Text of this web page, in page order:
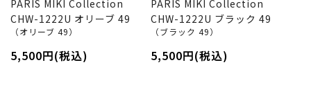
PARIS MIKI Collection
CHW-1222U オリーブ 49
（オリーブ 49）
5,500円(税込)
PARIS MIKI Collection
CHW-1222U ブラック 49
（ブラック 49）
5,500円(税込)